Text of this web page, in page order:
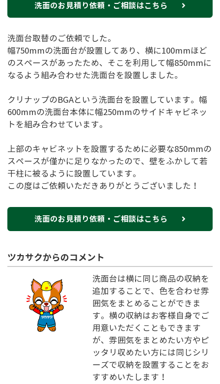
洗面のお見積り依頼・ご相談はこちら
洗面台取替のご依頼でした。
幅750mmの洗面台が設置してあり、横に100mmほど
のスペースがあったため、そこを利用して幅850mmに
なるよう組み合わせた洗面台を設置しました。
クリナップのBGAという洗面台を設置しています。幅
600mmの洗面台本体に幅250mmのサイドキャビネッ
トを組み合わせています。
上部のキャビネットを設置するために必要な850mmの
スペースが僅かに足りなかったので、壁をふかして若
干柱に被るように設置しています。
この度はご依頼いただきありがとうございました！
洗面のお見積り依頼・ご相談はこちら
ツカサクからのコメント
洗面台は横に同じ商品の収納を
追加することで、色を合わせ雰
囲気をまとめることができま
す。横の収納はお客様自身でご
用意いただくこともできます
が、雰囲気をまとめたい方やピ
ッタリ収めたい方には同じシリ
ーズで収納を設置することをお
すすめいたします！